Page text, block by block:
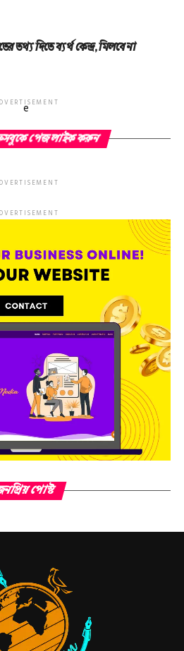
তথ‌্য দিতে ব্যর্থ কেন্দ্র, মিলবে না
e
পেজ লাইক করুন
পোস্ট